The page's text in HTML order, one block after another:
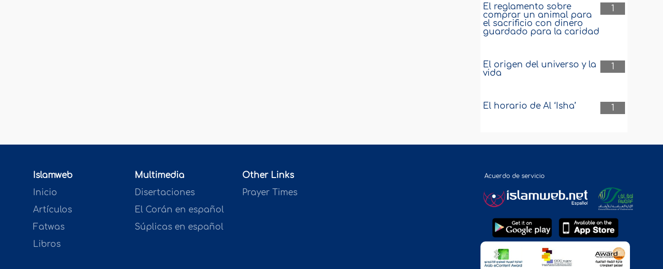
1
El reglamento sobre
comprar un animal para
el sacrificio con dinero
guardado para la caridad
1
El origen del universo y la
vida
1
El horario de Al ‘Isha’
Islamweb
Inicio
Artículos
Fatwas
Libros
Multimedia
Disertaciones
El Corán en español
Súplicas en español
Other Links
Prayer Times
Acuerdo de servicio